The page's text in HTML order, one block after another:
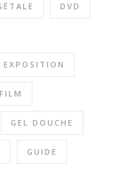
DVD
EXPOSITION
FILM
GEL DOUCHE
GUIDE